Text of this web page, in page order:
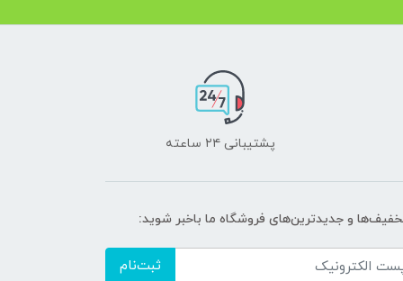
پشتیبانی ۲۴ ساعته
و جدیدترین‌های فروشگاه ما باخبر شوید:
ثبت‌نام